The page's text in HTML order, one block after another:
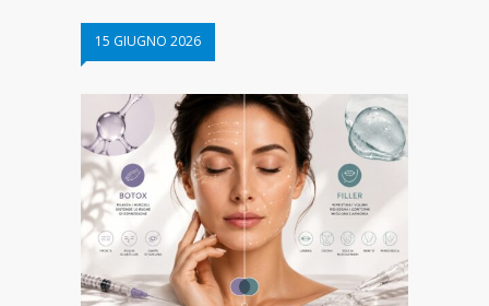
15 GIUGNO 2026